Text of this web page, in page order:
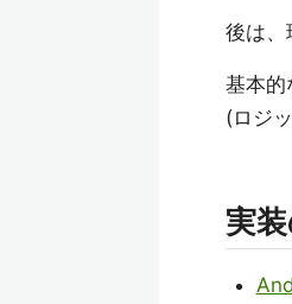
後は、
基本的
(ロジ
実